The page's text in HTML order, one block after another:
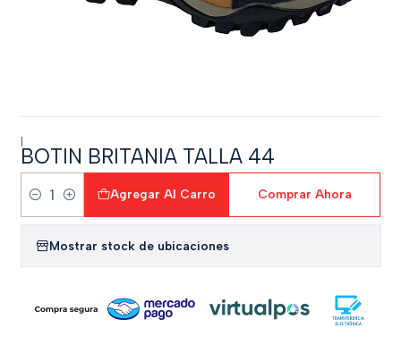
|
BOTIN BRITANIA TALLA 44
Cantidad
Agregar Al Carro Comprar Ahora
Mostrar stock de ubicaciones